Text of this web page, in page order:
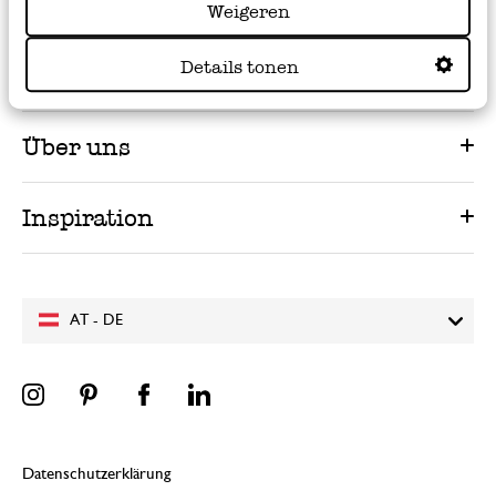
Weigeren
Details tonen
AT - DE
Über uns
Inspiration
Datenschutzerklärung